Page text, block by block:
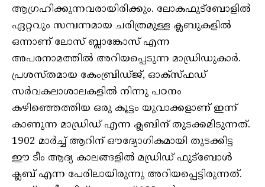
ആഗ്രഹിക്കുന്നവരായിരിക്കും. ലോകഫുട്‌ബോളില്‍
ഏറ്റവും സമ്പന്നമായ ചരിത്രമുള്ള ക്ലബുകളില്‍
ഒന്നാണ് ലോസ് ബ്ലാങ്കോസ് എന്ന
അപരനാമത്തില്‍ അറിയപ്പെടുന്ന മാഡ്രിഡുകാര്‍.
പ്രശസ്തമായ കേംബ്രിഡ്ജ്, ഓക്‌സ്ഫഡ്
സര്‍വകലാശാലകളില്‍ നിന്നു പഠനം
കഴിഞ്ഞെത്തിയ ഒരു കൂട്ടം യുവാക്കളാണ് ഇന്ന്
കാണുന്ന മാഡ്രിഡ് എന്ന ക്ലബിന് തുടക്കമിടുന്നത്.
1902 മാര്‍ച്ച് ആറിന് ഔദ്യോഗികമായി തുടക്കിട്ട
ഈ ടീം ആദ്യ കാലങ്ങളില്‍ മഡ്രിഡ് ഫുട്‌ബോള്‍
ക്ലബ് എന്ന പേരിലായിരുന്നു അറിയപ്പെട്ടിരുന്നത്.